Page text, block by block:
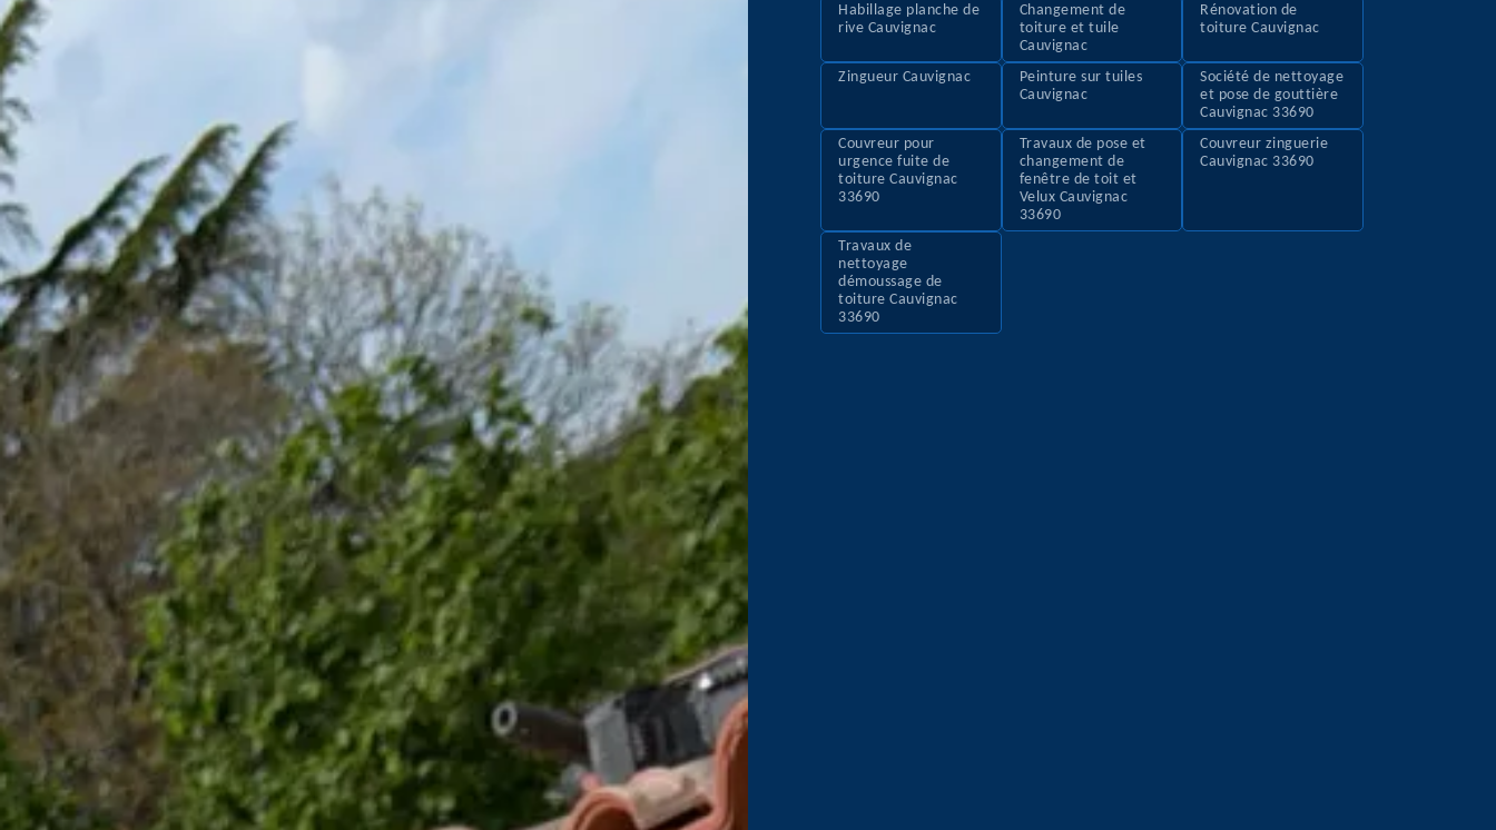
Habillage planche de
rive Cauvignac
Changement de
toiture et tuile
Cauvignac
Rénovation de
toiture Cauvignac
Zingueur Cauvignac
Peinture sur tuiles
Cauvignac
Société de nettoyage
et pose de gouttière
Cauvignac 33690
Couvreur pour
urgence fuite de
toiture Cauvignac
33690
Travaux de pose et
changement de
fenêtre de toit et
Velux Cauvignac
33690
Couvreur zinguerie
Cauvignac 33690
Travaux de
nettoyage
démoussage de
toiture Cauvignac
33690